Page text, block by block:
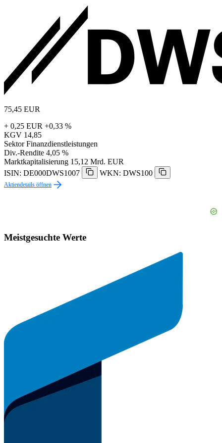
75,45 EUR
+ 0,25 EUR +0,33 %
KGV 14,85
Sektor Finanzdienstleistungen
Div.-Rendite 4,05 %
Marktkapitalisierung 15,12 Mrd. EUR
ISIN: DE000DWS1007
WKN: DWS100
Aktiendetails öffnen
Meistgesuchte Werte